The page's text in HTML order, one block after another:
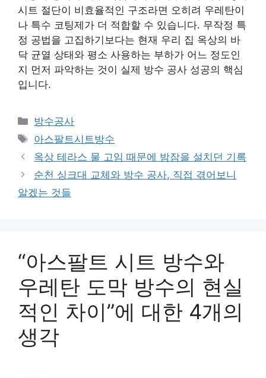
시트 절단이 비효율적인 구조라면 오히려 우레탄이
나 특수 코팅제가 더 적합할 수 있습니다. 무작정 특
정 공법을 고집하기보다는 현재 우리 집 옥상의 바
닥 균열 상태와 평소 사용하는 부하가 어느 정도인
지 먼저 파악하는 것이 실제 방수 공사 성공의 핵심
입니다.
카
테
리
방수공사
태
그
아스팔트시트방수
옥상 테라스 물 고임 때문에 밤잠을 설치던 기록
순천 싱크대 교체와 방수 공사, 직접 겪어보니
알겠는 것들
“아스팔트 시트 방수와
우레탄 도막 방수의 현실
적인 차이”에 대한 4개의
생각